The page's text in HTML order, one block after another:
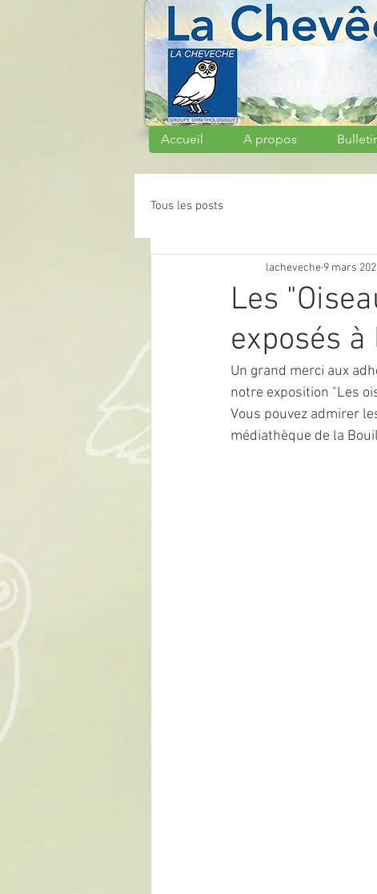
Accueil A propos
Tous les posts
Les
exposés
lacheveche 9 mars
Un grand merci aux
notre exposition "Les
Vous pouvez admirer
médiathèque de la